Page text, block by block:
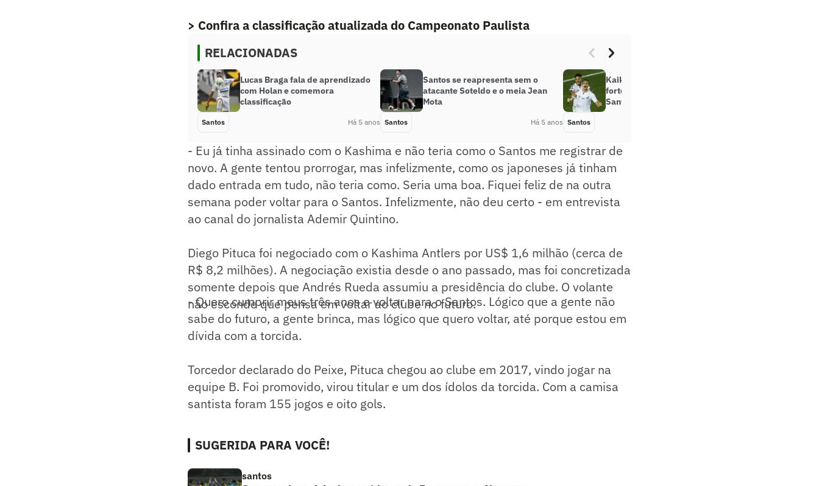
> Confira a classificação atualizada do Campeonato Paulista
RELACIONADAS
Lucas Braga fala de aprendizado
com Holan e comemora
classificação
Santos Há 5 anos
Santos se reapresenta sem o
atacante Soteldo e o meia Jean
Mota
Santos Há 5 anos
Kaiky Fernandes analisa os pontos
fortes do San Lorenzo, rival do
Santos na Copa Libertadores
Santos
- Eu já tinha assinado com o Kashima e não teria como o Santos me registrar de
novo. A gente tentou prorrogar, mas infelizmente, como os japoneses já tinham
dado entrada em tudo, não teria como. Seria uma boa. Fiquei feliz de na outra
semana poder voltar para o Santos. Infelizmente, não deu certo - em entrevista
ao canal do jornalista Ademir Quintino.
Diego Pituca foi negociado com o Kashima Antlers por US$ 1,6 milhão (cerca de
R$ 8,2 milhões). A negociação existia desde o ano passado, mas foi concretizada
somente depois que Andrés Rueda assumiu a presidência do clube. O volante
não esconde que pensa em voltar ao clube no futuro.
- Quero cumprir meus três anos e voltar para o Santos. Lógico que a gente não
sabe do futuro, a gente brinca, mas lógico que quero voltar, até porque estou em
dívida com a torcida.
Torcedor declarado do Peixe, Pituca chegou ao clube em 2017, vindo jogar na
equipe B. Foi promovido, virou titular e um dos ídolos da torcida. Com a camisa
santista foram 155 jogos e oito gols.
SUGERIDA PARA VOCÊ!
santos